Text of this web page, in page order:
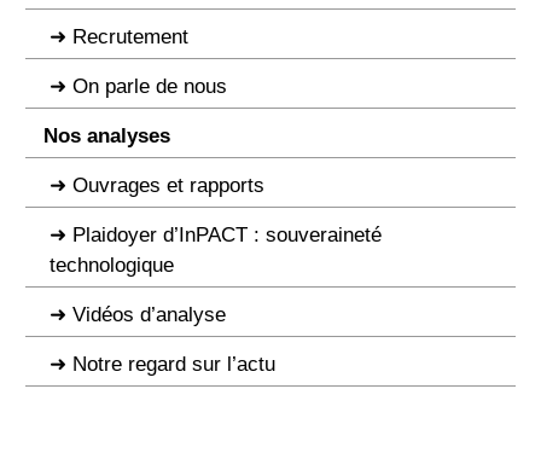
Recrutement
On parle de nous
Nos analyses
Ouvrages et rapports
Plaidoyer d’InPACT : souveraineté
technologique
Vidéos d’analyse
Notre regard sur l’actu